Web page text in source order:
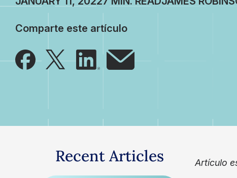
Comparte este artículo
Recent Articles
Artículo